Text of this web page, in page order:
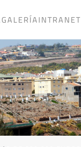
GALERÍAINTRANET